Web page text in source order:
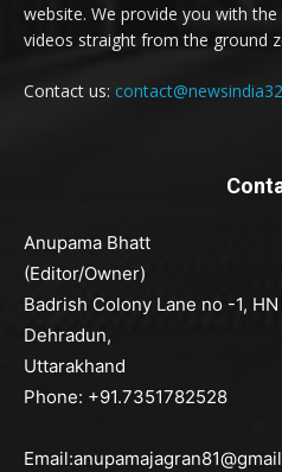
website. We provide you with
videos straight from the ground
Contact us:
Anupama Bhatt
(Editor/Owner)
Badrish Colony Lane no -1,
Dehradun,
Uttarakhand
Phone: +91.7351782528